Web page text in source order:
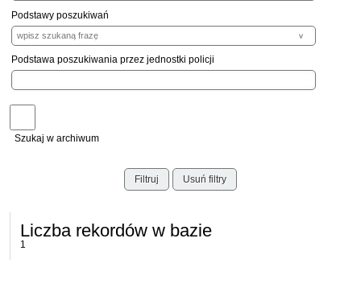
Podstawy poszukiwań
Podstawa poszukiwania przez jednostki policji
Szukaj w archiwum
Filtruj Usuń filtry
Liczba rekordów w bazie
1